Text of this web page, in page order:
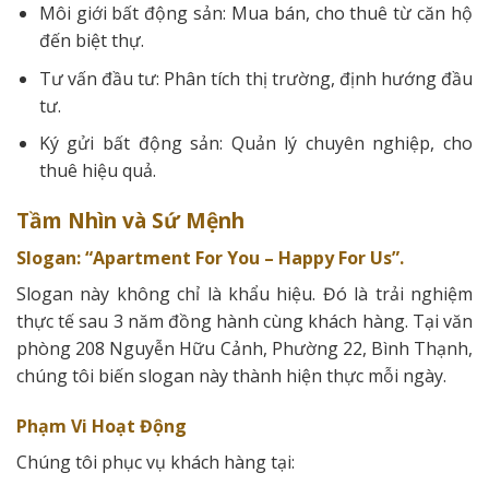
Môi giới bất động sản: Mua bán, cho thuê từ căn hộ
đến biệt thự.
Tư vấn đầu tư: Phân tích thị trường, định hướng đầu
tư.
Ký gửi bất động sản: Quản lý chuyên nghiệp, cho
thuê hiệu quả.
Tầm Nhìn và Sứ Mệnh
Slogan: “Apartment For You – Happy For Us”.
Slogan này không chỉ là khẩu hiệu. Đó là trải nghiệm
thực tế sau 3 năm đồng hành cùng khách hàng. Tại văn
phòng 208 Nguyễn Hữu Cảnh, Phường 22, Bình Thạnh,
chúng tôi biến slogan này thành hiện thực mỗi ngày.
Phạm Vi Hoạt Động
Chúng tôi phục vụ khách hàng tại: